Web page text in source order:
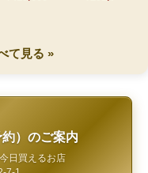
て見る »
）のご案内
日買えるお店